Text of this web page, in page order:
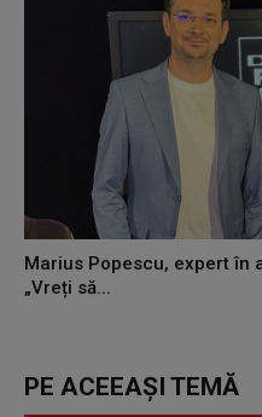
Marius Popescu, expert în
„Vreți să...
PE ACEEAȘI TEMĂ